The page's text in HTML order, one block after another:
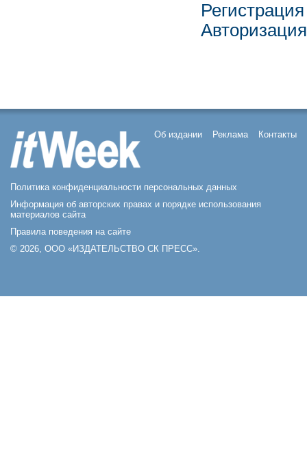
Регистрация
Авторизация
Об издании Реклама Контакты
Политика конфиденциальности персональных данных
Информация об авторских правах и порядке использования
материалов сайта
Правила поведения на сайте
© 2026, ООО «ИЗДАТЕЛЬСТВО СК ПРЕСС».